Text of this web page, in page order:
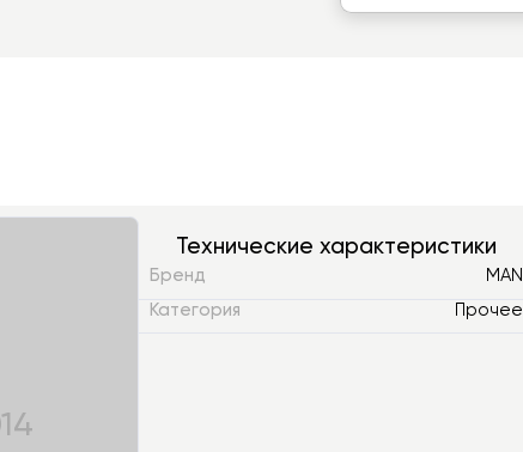
Технические характеристики
Бренд
MAN
Категория
Прочее